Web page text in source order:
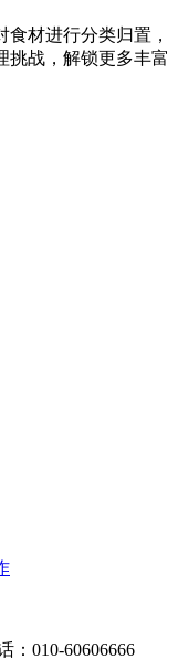
材进行分类归置，
挑战，解锁更多丰富
：010-60606666